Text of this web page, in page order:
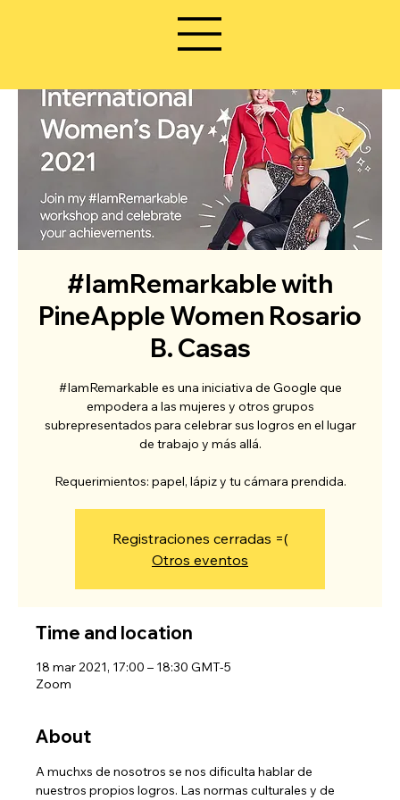
#IamRemarkable with
PineApple Women Rosario
B. Casas
#IamRemarkable es una iniciativa de Google que
empodera a las mujeres y otros grupos
subrepresentados para celebrar sus logros en el lugar
de trabajo y más allá.
Requerimientos: papel, lápiz y tu cámara prendida.
Registraciones cerradas =(
Otros eventos
Time and location
18 mar 2021, 17:00 – 18:30 GMT-5
Zoom
About
A muchxs de nosotros se nos dificulta hablar de
nuestros propios logros. Las normas culturales y de